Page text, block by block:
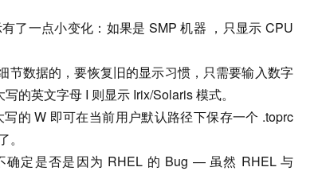
了一点小变化：如果是 SMP 机器 ，只显示 CPU
节数据的，要恢复旧的显示习惯，只需要输入数字
的英文字母 I 则显示 Irix/Solaris 模式。
的 W 即可在当前用户默认路径下保存一个 .toprc
定是否是因为 RHEL 的 Bug — 虽然 RHEL 与